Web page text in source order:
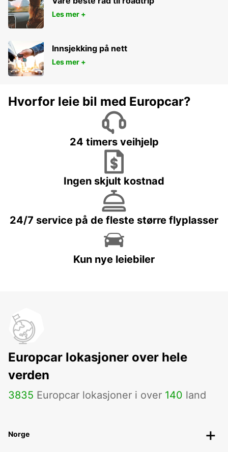
Les mer +
Innsjekking på nett
Les mer +
Hvorfor leie bil med Europcar?
24 timers veihjelp
Ingen skjult kostnad
24/7 service på de fleste større flyplasser
Kun nye leiebiler
Europcar lokasjoner over hele
verden
3835 Europcar lokasjoner i over 140 land
Norge